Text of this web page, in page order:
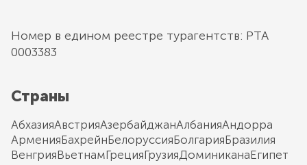
Номер в едином реестре турагентств: РТА
0003383
Страны
АбхазияАвстрияАзербайджанАлбанияАндорра
АрменияБахрейнБелоруссияБолгарияБразилия
ВенгрияВьетнамГрецияГрузияДоминиканаЕгипет